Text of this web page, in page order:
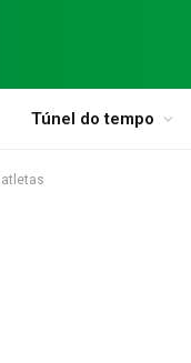
Túnel do tempo